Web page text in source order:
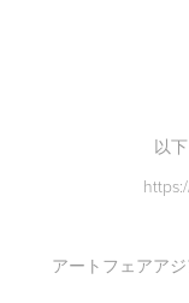
以
アートフェアア